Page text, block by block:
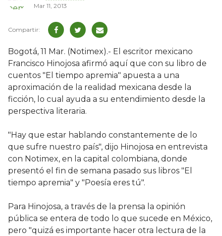
Mar 11, 2013
Bogotá, 11 Mar. (Notimex).- El escritor mexicano
Francisco Hinojosa afirmó aquí que con su libro de
cuentos "El tiempo apremia" apuesta a una
aproximación de la realidad mexicana desde la
ficción, lo cual ayuda a su entendimiento desde la
perspectiva literaria.
"Hay que estar hablando constantemente de lo
que sufre nuestro país", dijo Hinojosa en entrevista
con Notimex, en la capital colombiana, donde
presentó el fin de semana pasado sus libros "El
tiempo apremia" y "Poesía eres tú".
Para Hinojosa, a través de la prensa la opinión
pública se entera de todo lo que sucede en México,
pero "quizá es importante hacer otra lectura de la